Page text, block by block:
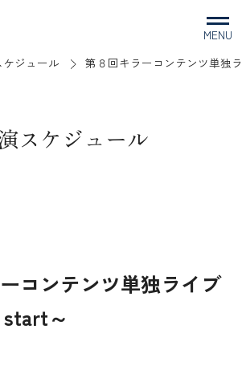
MENU
ジュール 第８回キラーコンテンツ単独
スケジュール
コンテンツ単独ライブ
start～